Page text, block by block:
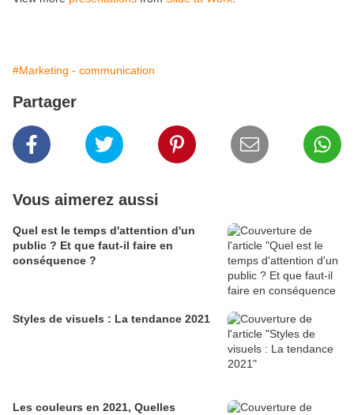
#Marketing - communication
Partager
Vous aimerez aussi
Quel est le temps d'attention d'un
public ? Et que faut-il faire en
conséquence ?
Styles de visuels : La tendance 2021
Les couleurs en 2021, Quelles